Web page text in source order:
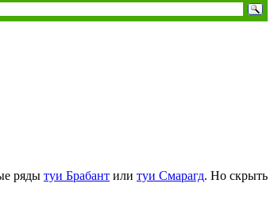
ряды туи Брабант или туи Смарагд. Но скрыть